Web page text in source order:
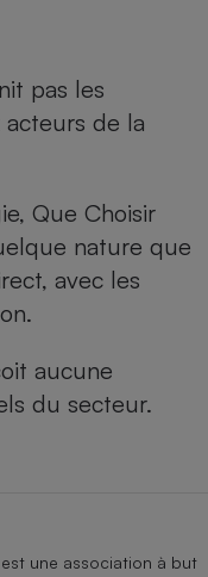
pas les
de la
Que Choisir
nature que
avec les
aucune
du secteur.
une association à but